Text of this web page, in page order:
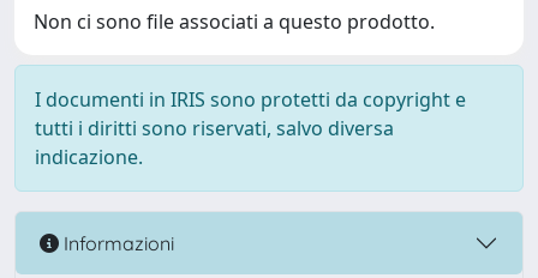
Non ci sono file associati a questo prodotto.
I documenti in IRIS sono protetti da copyright e
tutti i diritti sono riservati, salvo diversa
indicazione.
Informazioni